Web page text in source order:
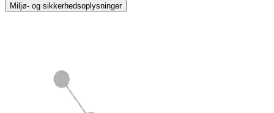
Miljø- og sikkerhedsoplysninger